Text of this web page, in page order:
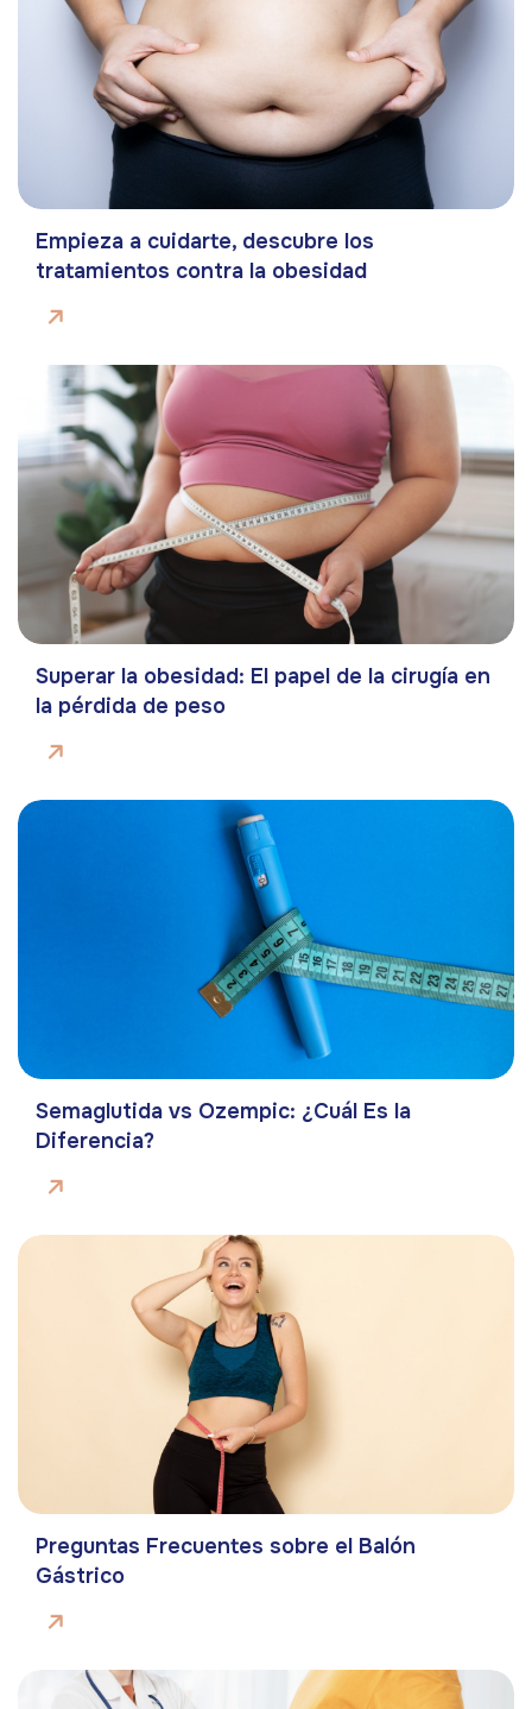
Empieza a cuidarte, descubre los
tratamientos contra la obesidad
Superar la obesidad: El papel de la cirugía en
la pérdida de peso
Semaglutida vs Ozempic: ¿Cuál Es la
Diferencia?
Preguntas Frecuentes sobre el Balón
Gástrico